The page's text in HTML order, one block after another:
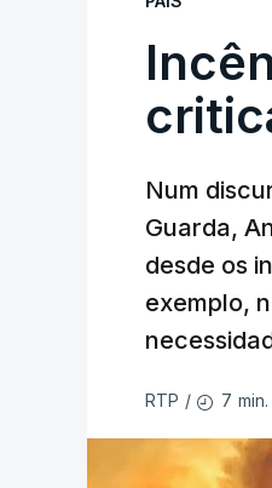
Num
Guarda,
desde os
exemplo,
RTP / 7 min.